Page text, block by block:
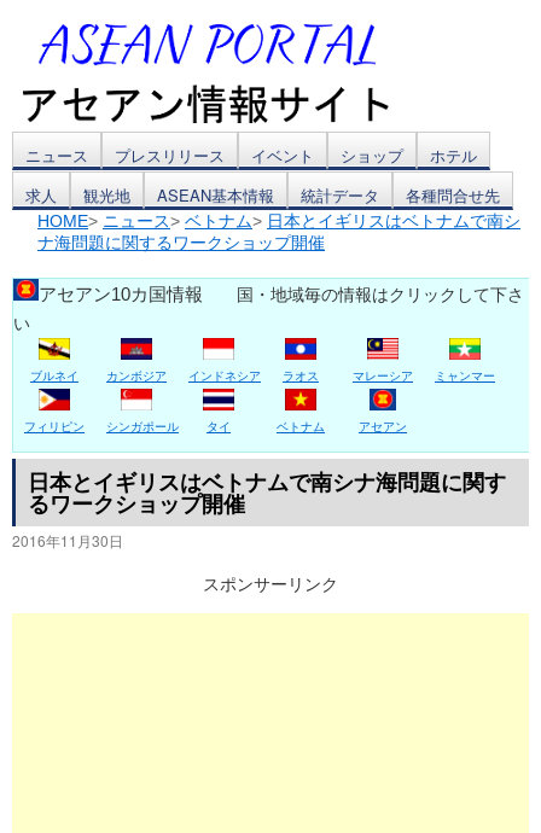
コ
ン
テ
ン
ツ
へ
ス
キ
ッ
ニュース プレスリリース イベント ショップ
ホテル
求人
観光地 ASEAN基本情報 統計データ 各種問合せ先
HOME> ニュース> ベトナム> 日本とイギリスはベトナムで南シ
ナ海問題に関するワークショップ開催
アセアン10カ国情報 国・地域毎の情報はクリックして下さ
い
ブルネイ カンボジア インドネシア ラオス マレーシア ミャンマー
フィリピン シンガポール タイ ベトナム アセアン
日本とイギリスはベトナムで南シナ海問題に関す
るワークショップ開催
2016年11月30日
スポンサーリンク